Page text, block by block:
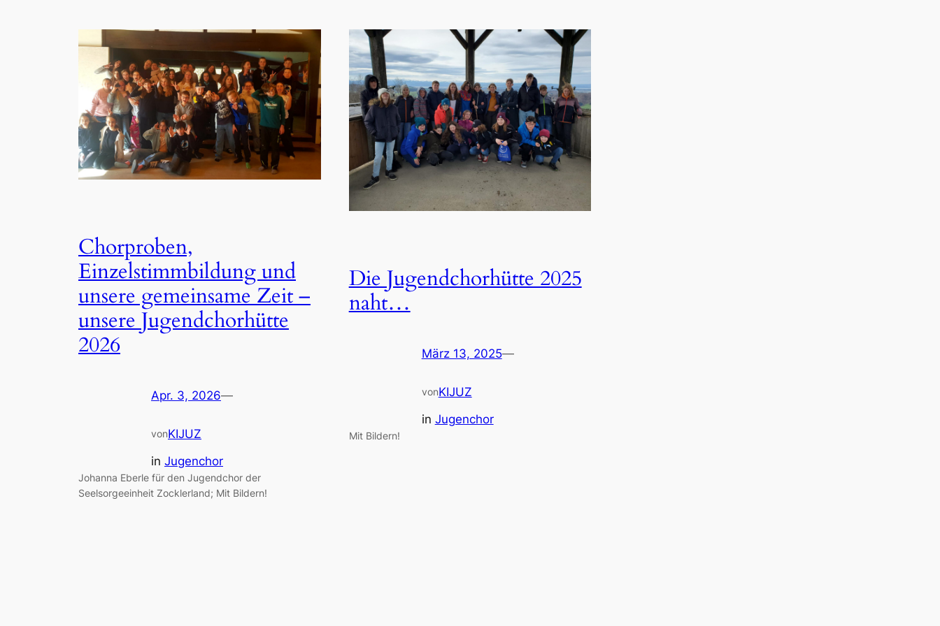
Chorproben,
Einzelstimmbildung und
unsere gemeinsame Zeit –
unsere Jugendchorhütte
2026
Apr. 3, 2026—
vonKIJUZ
in Jugenchor
Johanna Eberle für den Jugendchor der
Seelsorgeeinheit Zocklerland; Mit Bildern!
Die Jugendchorhütte 2025
naht…
März 13, 2025—
vonKIJUZ
in Jugenchor
Mit Bildern!